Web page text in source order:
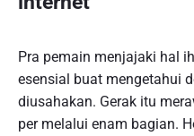
Pra pemain menjajaki hal
esensial buat mengetahui
diusahakan. Gerak itu
per melalui enam bagian.